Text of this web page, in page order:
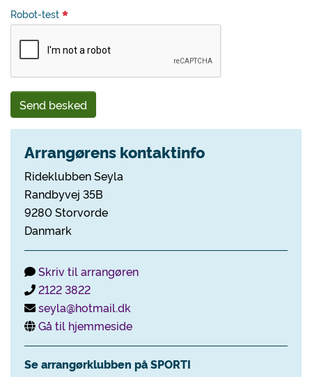
Robot-test
Send besked
Arrangørens kontaktinfo
Rideklubben Seyla
Randbyvej 35B
9280 Storvorde
Danmark
Skriv til arrangøren
2122 3822
seyla@hotmail.dk
Gå til hjemmeside
Se arrangørklubben på SPORTI